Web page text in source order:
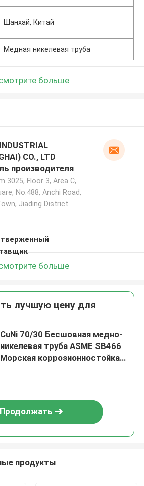
Шанхай, Китай
Медная никелевая труба
больше
CO., LTD
производителя
3025, Floor 3, Area C,
No.488, Anchi Road,
Jiading District
больше
лучшую цену для
CuNi 70/30 Бесшовная медно-
никелевая труба ASME SB466
Морская коррозионностойкая
Продолжать
продукты